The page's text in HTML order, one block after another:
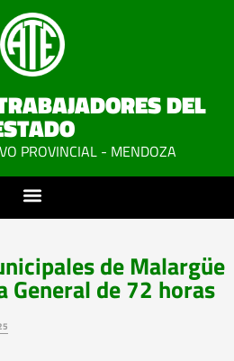
DEL
PROVINCIAL - MENDOZA
de Malargüe
General de 72 horas